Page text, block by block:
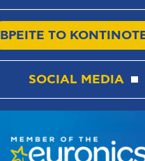
ΒΡΕΙΤΕ ΤΟ
SOCIAL MEDIA